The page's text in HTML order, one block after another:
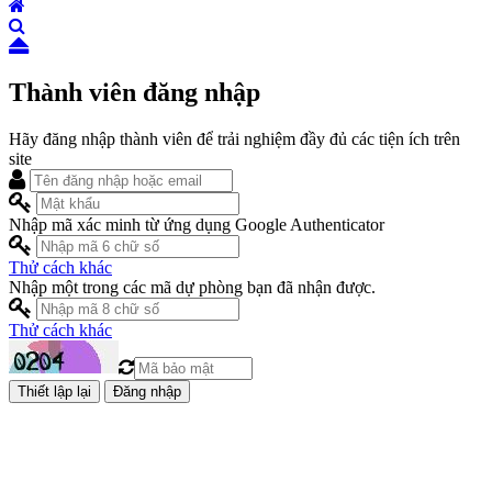
Thành viên đăng nhập
Hãy đăng nhập thành viên để trải nghiệm đầy đủ các tiện ích trên
site
Nhập mã xác minh từ ứng dụng Google Authenticator
Thử cách khác
Nhập một trong các mã dự phòng bạn đã nhận được.
Thử cách khác
Đăng nhập